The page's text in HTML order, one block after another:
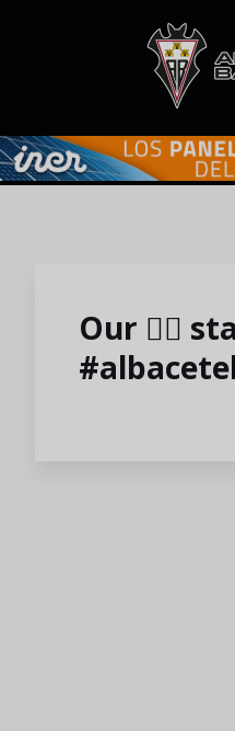
Skip to main content
Our 🖐🏼